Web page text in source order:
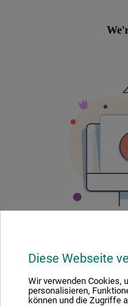
Diese Webseite
Wir verwenden Cookies,
personalisieren,
können und die Zugriffe